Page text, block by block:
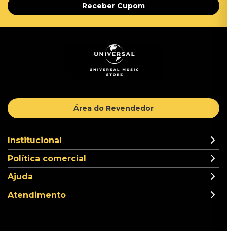
Receber Cupom
Área do Revendedor
Institucional
Política comercial
Ajuda
Atendimento